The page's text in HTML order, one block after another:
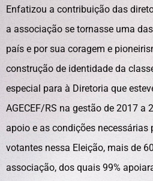
Enfatizou a contribuição das
a associação se tornasse uma das
país e por sua coragem e
construção de identidade da
especial para à Diretoria que
AGECEF/RS na gestão de 2017 a
apoio e as condições necessárias
votantes nessa Eleição, mais de
associação, dos quais 99%